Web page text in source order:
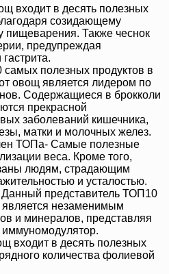
входит в десять полезных
созидающему
пищеварения. Также чеснок
предупреждая
самых полезных продуктов в
овощ является лидером по
Содержащиеся в брокколи
прекрасной
заболеваний кишечника,
матки и молочных желез.
ТОПа- Самые полезные
веса. Кроме того,
людям, страдающим
и усталостью.
Данный представитель ТОП10
является незаменимым
и минералов, представляя
иммуномодулятор.
входит в десять полезных
количества фолиевой